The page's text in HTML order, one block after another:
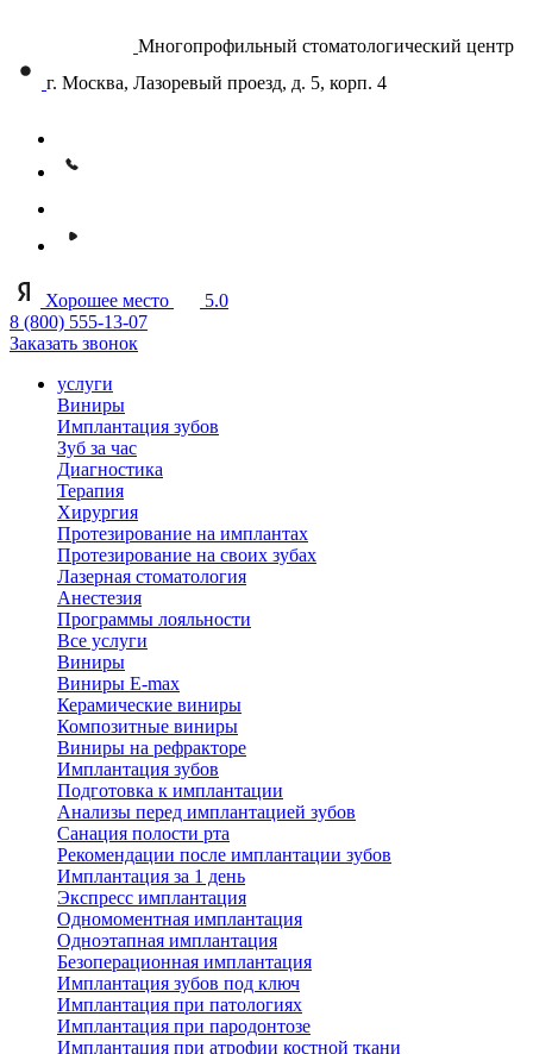
Многопрофильный стоматологический центр
г. Москва, Лазоревый проезд, д. 5, корп. 4
Хорошее место
5.0
8 (800) 555-13-07
Заказать звонок
услуги
Виниры
Имплантация зубов
Зуб за час
Диагностика
Терапия
Хирургия
Протезирование на имплантах
Протезирование на своих зубах
Лазерная стоматология
Анестезия
Программы лояльности
Все услуги
Виниры
Виниры E-max
Керамические виниры
Композитные виниры
Виниры на рефракторе
Имплантация зубов
Подготовка к имплантации
Анализы перед имплантацией зубов
Санация полости рта
Рекомендации после имплантации зубов
Имплантация за 1 день
Экспресс имплантация
Одномоментная имплантация
Одноэтапная имплантация
Безоперационная имплантация
Имплантация зубов под ключ
Имплантация при патологиях
Имплантация при пародонтозе
Имплантация при атрофии костной ткани